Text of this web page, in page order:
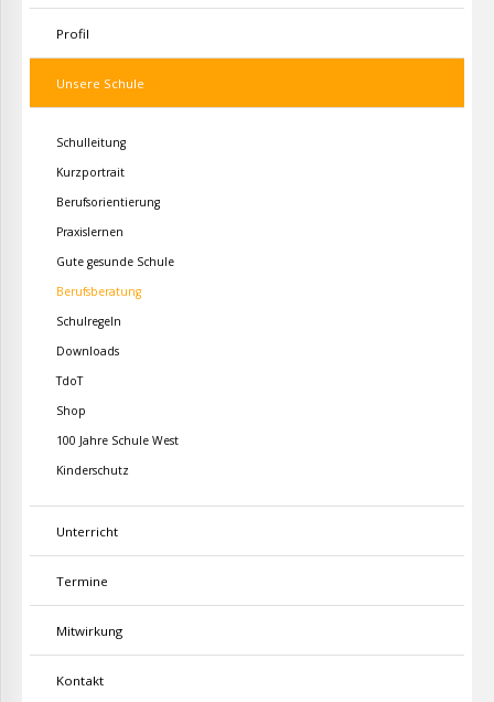
Profil
Unsere Schule
Schulleitung
Kurzportrait
Berufsorientierung
Praxislernen
Gute gesunde Schule
Berufsberatung
Schulregeln
Downloads
TdoT
Shop
100 Jahre Schule West
Kinderschutz
Unterricht
Termine
Mitwirkung
Kontakt